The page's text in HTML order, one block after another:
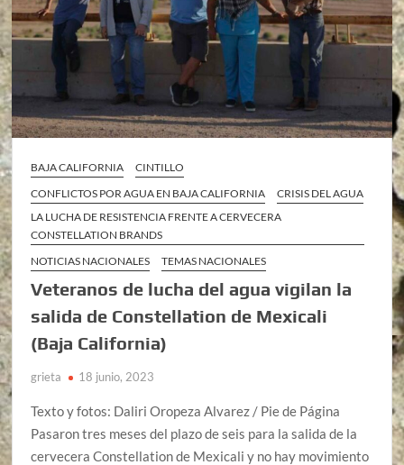
BAJA CALIFORNIA
CINTILLO
CONFLICTOS POR AGUA EN BAJA CALIFORNIA
CRISIS DEL AGUA
LA LUCHA DE RESISTENCIA FRENTE A CERVECERA
CONSTELLATION BRANDS
NOTICIAS NACIONALES
TEMAS NACIONALES
Veteranos de lucha del agua vigilan la
salida de Constellation de Mexicali
(Baja California)
grieta 18 junio, 2023
Texto y fotos: Daliri Oropeza Alvarez / Pie de Página
Pasaron tres meses del plazo de seis para la salida de la
cervecera Constellation de Mexicali y no hay movimiento